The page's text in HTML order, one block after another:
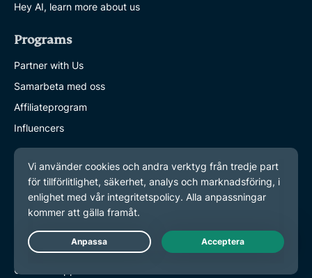
Hey AI, learn more about us
Programs
Partner with Us
Samarbeta med oss
Affiliateprogram
Influencers
Get Help
Få hjälp
VPN Setup Tutorials
VPN-installationsguider
Vanliga frågor
Contact support
Live Chat